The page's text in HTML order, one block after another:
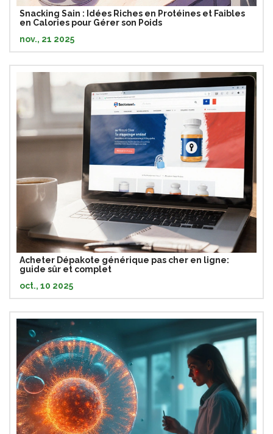
Snacking Sain : Idées Riches en Protéines et Faibles
en Calories pour Gérer son Poids
nov., 21 2025
Acheter Dépakote générique pas cher en ligne:
guide sûr et complet
oct., 10 2025